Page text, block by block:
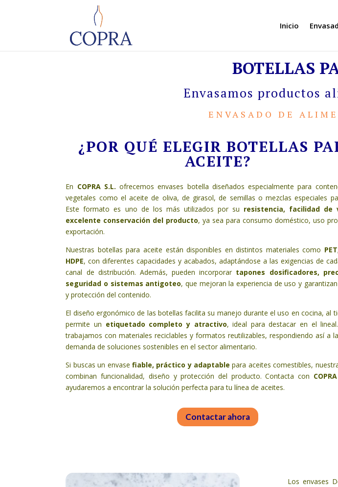
Inicio
BOTELLAS
Envasamos productos
ENVASADO DE
¿POR QUÉ ELEGIR BOTELLAS
ACEITE?
En COPRA S.L. ofrecemos envases botella diseñados especialmente para
vegetales como el aceite de oliva, de girasol, de semillas o mezclas especiales
Este formato es uno de los más utilizados por su resistencia, facilidad de
excelente conservación del producto, ya sea para consumo doméstico, uso
exportación.
Nuestras botellas para aceite están disponibles en distintos materiales como
HDPE, con diferentes capacidades y acabados, adaptándose a las exigencias de
canal de distribución. Además, pueden incorporar tapones dosificadores,
seguridad o sistemas antigoteo, que mejoran la experiencia de uso y
y protección del contenido.
El diseño ergonómico de las botellas facilita su manejo durante el uso en cocina, al
permite un etiquetado completo y atractivo, ideal para destacar en el
trabajamos con materiales reciclables y formatos reutilizables, respondiendo así a
demanda de soluciones sostenibles en el sector alimentario.
Si buscas un envase fiable, práctico y adaptable para aceites comestibles,
combinan funcionalidad, diseño y protección del producto. Contacta con
ayudaremos a encontrar la solución perfecta para tu línea de aceites.
Contactar ahora
Los envases